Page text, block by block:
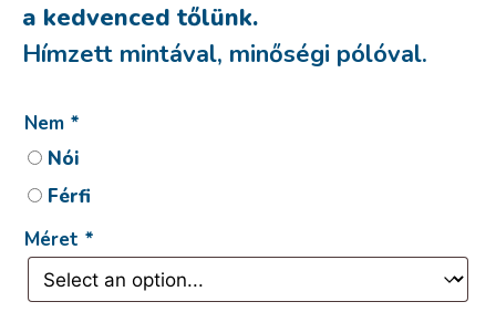
a kedvenced tőlünk.
Hímzett mintával, minőségi pólóval.
Nem *
Nói
Férfi
Méret *